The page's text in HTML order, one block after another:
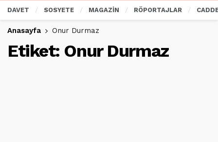
DAVET SOSYETE MAGAZİN RÖPORTAJLAR
Anasayfa Onur Durmaz
Etiket: Onur Durmaz